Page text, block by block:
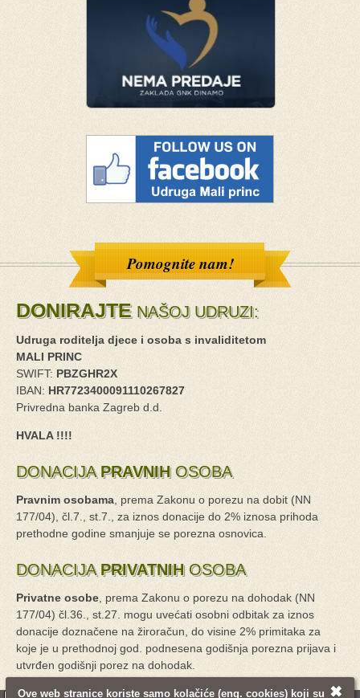
Ove web stranice koriste samo kolačiće (eng. cookies) koji su ✖
Pomognite nam!
DONIRAJTENAŠOJ UDRUZI:
Udruga roditelja djece i osoba s invaliditetom
MALI PRINC
SWIFT: PBZGHR2X
IBAN: HR7723400091110267827
Privredna banka Zagreb d.d.
HVALA !!!!
DONACIJAPRAVNIH OSOBA
Pravnim osobama, prema Zakonu o porezu na dobit (NN
177/04), čl.7., st.7., za iznos donacije do 2% iznosa prihoda
prethodne godine smanjuje se porezna osnovica.
DONACIJAPRIVATNIH OSOBA
Privatne osobe, prema Zakonu o porezu na dohodak (NN
177/04) čl.36., st.27. mogu uvećati osobni odbitak za iznos
donacije doznačene na žiroračun, do visine 2% primitaka za
koje je u prethodnoj god. podnesena godišnja porezna prijava i
utvrđen godišnji porez na dohodak.